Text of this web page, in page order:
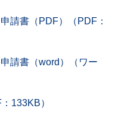
請書（PDF）（PDF：
請書（word）（ワー
133KB）